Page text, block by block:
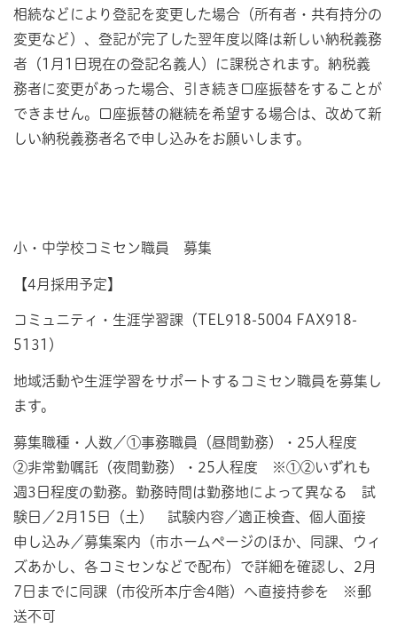
相続などにより登記を変更した場合（所有者・共有持分の
変更など）、登記が完了した翌年度以降は新しい納税義務
者（1月1日現在の登記名義人）に課税されます。納税義
務者に変更があった場合、引き続き口座振替をすることが
できません。口座振替の継続を希望する場合は、改めて新
しい納税義務者名で申し込みをお願いします。
小・中学校コミセン職員 募集
【4月採用予定】
コミュニティ・生涯学習課（TEL918-5004 FAX918-
5131）
地域活動や生涯学習をサポートするコミセン職員を募集し
ます。
募集職種・人数／①事務職員（昼間勤務）・25人程度
②非常勤嘱託（夜間勤務）・25人程度 ※①②いずれも
週3日程度の勤務。勤務時間は勤務地によって異なる 試
験日／2月15日（土） 試験内容／適正検査、個人面接
申し込み／募集案内（市ホームページのほか、同課、ウィ
ズあかし、各コミセンなどで配布）で詳細を確認し、2月
7日までに同課（市役所本庁舎4階）へ直接持参を ※郵
送不可